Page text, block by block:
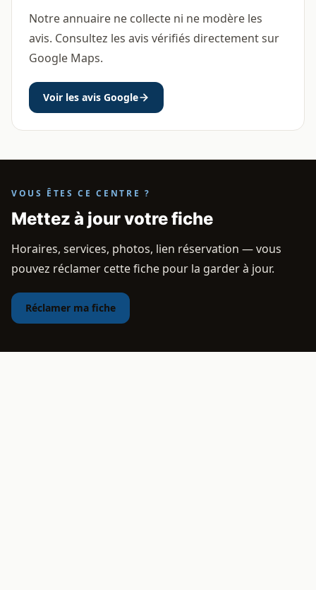
Notre annuaire ne collecte ni ne modère les
avis. Consultez les avis vérifiés directement sur
Google Maps.
Voir les avis Google
VOUS ÊTES CE CENTRE ?
Mettez à jour votre fiche
Horaires, services, photos, lien réservation — vous
pouvez réclamer cette fiche pour la garder à jour.
Réclamer ma fiche